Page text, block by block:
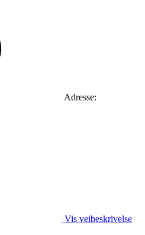
Adresse:
Vis veibeskrivelse